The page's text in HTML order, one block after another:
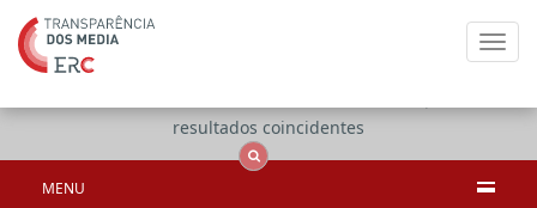
resultados coincidentes
MENU